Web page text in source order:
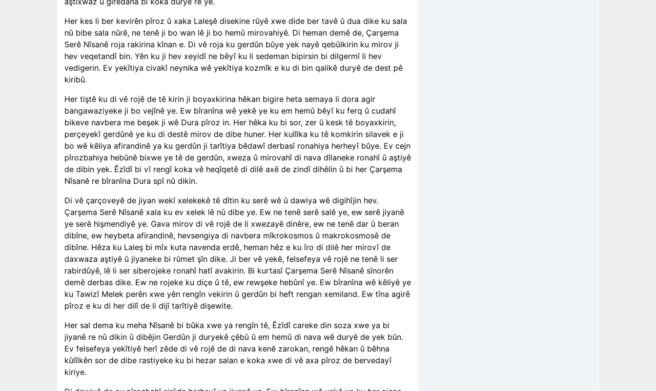
Her kes li ber kevirên pîroz û xaka Laleşê disekine rûyê xwe dide ber tavê û dua dike ku sala
nû bibe sala nûrê, ne tenê ji bo wan lê ji bo hemû mirovahiyê. Di heman demê de, Çarşema
Serê Nîsanê roja rakirina kînan e. Di vê roja ku gerdûn bûye yek nayê qebûlkirin ku mirov ji
hev veqetandî bin. Yên ku ji hev xeyidî ne bêyî ku li sedeman bipirsin bi dilgermî li hev
vedigerin. Ev yekîtiya civakî neynika wê yekîtiya kozmîk e ku di bin qalikê duryê de dest pê
kiribû.
Her tiştê ku di vê rojê de tê kirin ji boyaxkirina hêkan bigire heta semaya li dora agir
bangawaziyeke ji bo vejînê ye. Ew bîranîna wê yekê ye ku em hemû bêyî ku ferq û cudahî
bikeve navbera me beşek ji wê Dura pîroz in. Her hêka ku bi sor, zer û kesk tê boyaxkirin,
perçeyekî gerdûnê ye ku di destê mirov de dibe huner. Her kulîlka ku tê komkirin silavek e ji
bo wê kêliya afirandinê ya ku gerdûn ji tarîtiya bêdawî derbasî ronahiya herheyî bûye. Ev cejn
pîrozbahiya hebûnê bixwe ye tê de gerdûn, xweza û mirovahî di nava dîlaneke ronahî û aştiyê
de dibin yek. Êzîdî bi vî rengî koka vê heqîqetê di dilê axê de zindî dihêlin û bi her Çarşema
Nîsanê re bîranîna Dura spî nû dikin.
Di vê çarçoveyê de jiyan wekî xelekekê tê dîtin ku serê wê û dawiya wê digihîjin hev.
Çarşema Serê Nîsanê xala ku ev xelek lê nû dibe ye. Ew ne tenê serê salê ye, ew serê jiyanê
ye serê hişmendiyê ye. Gava mirov di vê rojê de li xwezayê dinêre, ew ne tenê dar û beran
dibîne, ew heybeta afirandinê, hevsengiya di navbera mîkrokosmos û makrokosmosê de
dibîne. Hêza ku Laleş bi mîx kuta navenda erdê, heman hêz e ku îro di dilê her mirovî de
daxwaza aştiyê û jiyaneke bi rûmet şîn dike. Ji ber vê yekê, felsefeya vê rojê ne tenê li ser
rabirdûyê, lê li ser siberojeke ronahî hatî avakirin. Bi kurtasî Çarşema Serê Nîsanê sînorên
demê derbas dike. Ew ne rojeke ku diçe û tê, ew rewşeke hebûnî ye. Ew bîranîna wê kêliyê ye
ku Tawizî Melek perên xwe yên rengîn vekirin û gerdûn bi heft rengan xemiland. Ew tîna agirê
pîroz e ku di her dilî de li dijî tarîtiyê dişewite.
Her sal dema ku meha Nîsanê bi bûka xwe ya rengîn tê, Êzîdî careke din soza xwe ya bi
jiyanê re nû dikin û dibêjin Gerdûn ji duryekê çêbû û em hemû di nava wê duryê de yek bûn.
Ev felsefeya yekîtiyê herî zêde di vê rojê de di nava kenê zarokan, rengê hêkan û bêhna
kûlîlkên sor de dibe rastiyeke ku bi hezar salan e koka xwe di vê axa pîroz de bervedayî
kiriye.